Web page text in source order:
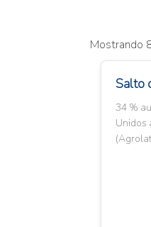
Mostrando
Salto
34 %
Unidos